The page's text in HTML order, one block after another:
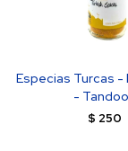
Especias Turcas -
-
$ 250